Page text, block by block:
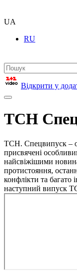
UA
RU
Відкрити у
ТСН
ТСН. Спецвипуск –
присвячені
найсвіжішими
протистояння,
конфлікти та
наступний випуск